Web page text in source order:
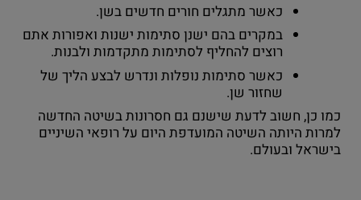
כאשר מתגלים חורים חדשים בשן.
במקרים בהם ישנן סתימות ישנות ואפורות אתם
רוצים להחליף לסתימות מתקדמות ולבנות.
כאשר סתימות נופלות ונדרש לבצע הליך של
שחזור שן.
כמו כן, חשוב לדעת שישנם גם חסרונות בשיטה החדשה
למרות היותה השיטה המועדפת היום על רופאי השיניים
בישראל ובעולם.